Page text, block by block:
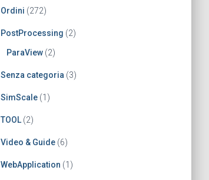
Ordini (272)
PostProcessing (2)
ParaView(2)
Senza categoria (3)
SimScale(1)
TOOL(2)
Video & Guide(6)
WebApplication (1)